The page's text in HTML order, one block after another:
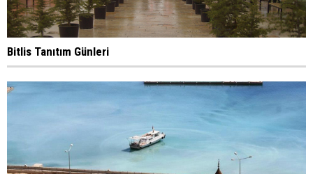
Bitlis Tanıtım Günleri